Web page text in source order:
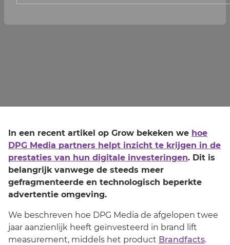
In een recent artikel op Grow bekeken we hoe
DPG Media partners helpt inzicht te krijgen in de
prestaties van hun digitale investeringen. Dit is
belangrijk vanwege de steeds meer
gefragmenteerde en technologisch beperkte
advertentie omgeving.
We beschreven hoe DPG Media de afgelopen twee
jaar aanzienlijk heeft geïnvesteerd in brand lift
measurement, middels het product Brandfacts.